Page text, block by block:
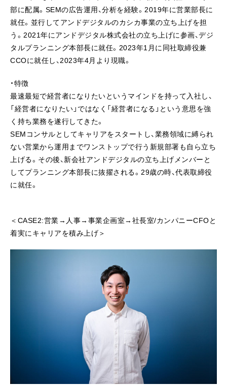
部に配属。SEMの広告運用、分析を経験。2019年に営業部長に
就任。並行してアンドデジタルのカシカ事業の立ち上げを担
う。2021年にアンドデジタル株式会社の立ち上げに参画、デジ
タルプランニング本部長に就任。2023年1月に同社取締役兼
CCOに就任し、2023年4月より現職。
・特徴
最速最短で経営者になりたいというマインドを持って入社し、
「経営者になりたい」ではなく「経営者になる」という意思を強
く持ち業務を遂行してきた。
SEMコンサルとしてキャリアをスタートし、業務領域に縛られ
ない営業から運用までワンストップで行う新規部署も自ら立ち
上げる。その後、新会社アンドデジタルの立ち上げメンバーと
してプランニング本部長に抜擢される。29歳の時、代表取締役
に就任。
＜CASE2:営業→人事→事業企画室→社長室/カンパニーCFOと
着実にキャリアを積み上げ＞